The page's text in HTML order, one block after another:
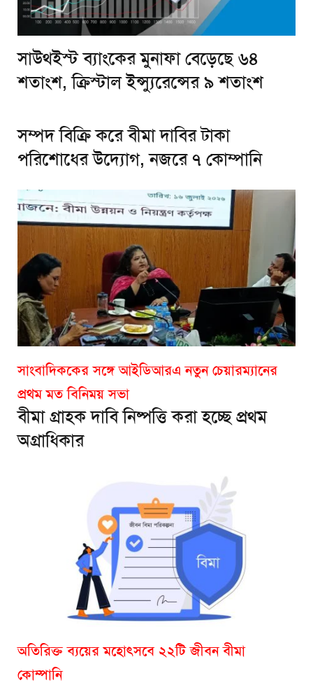
সাউথইস্ট ব্যাংকের মুনাফা বেড়েছে ৬৪
শতাংশ, ক্রিস্টাল ইন্স্যুরেন্সের ৯ শতাংশ
সম্পদ বিক্রি করে বীমা দাবির টাকা
পরিশোধের উদ্যোগ, নজরে ৭ কোম্পানি
সাংবাদিককের সঙ্গে আইডিআরএ নতুন চেয়ারম্যানের
প্রথম মত বিনিময় সভা
বীমা গ্রাহক দাবি নিষ্পত্তি করা হচ্ছে প্রথম
অগ্রাধিকার
অতিরিক্ত ব্যয়ের মহোৎসবে ২২টি জীবন বীমা
কোম্পানি